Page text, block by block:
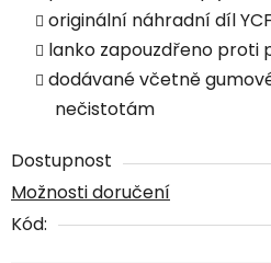
originální náhradní díl YCF
lanko zapouzdřeno proti
dodávané včetně
nečistotám
Dostupnost
Možnosti doručení
Kód: